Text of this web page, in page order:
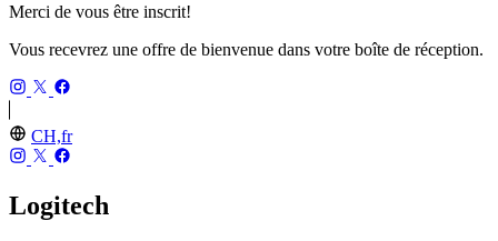
Merci de vous être inscrit!
Vous recevrez une offre de bienvenue dans votre boîte de réception.
CH,fr
Logitech